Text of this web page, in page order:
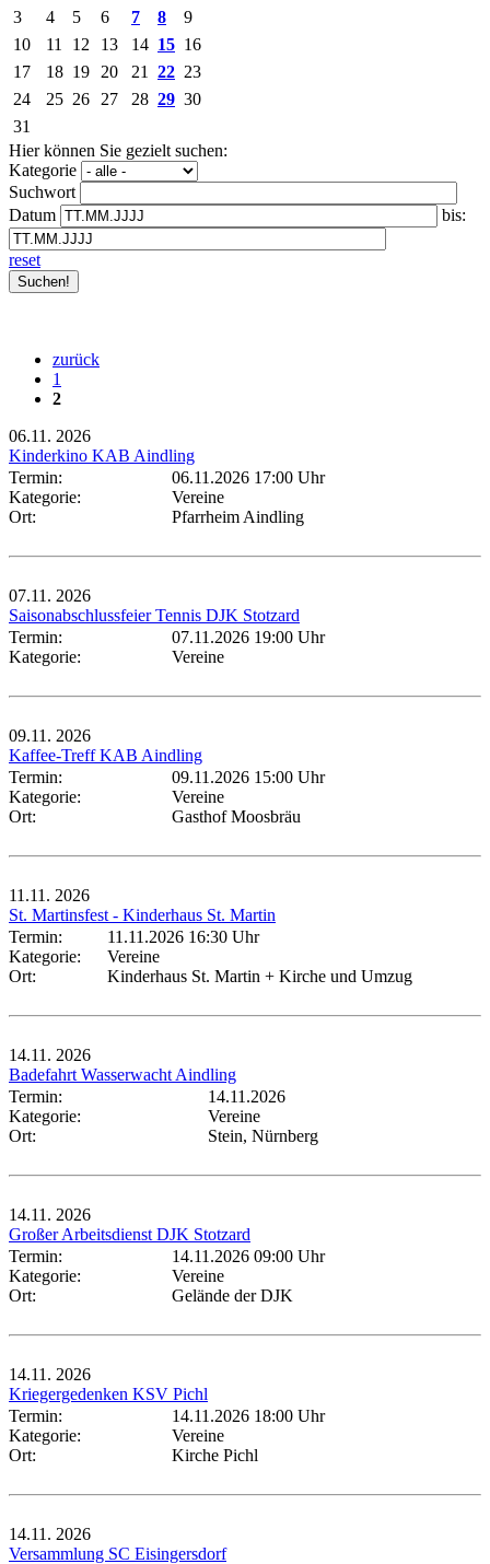
3 4 5 6 7 8
9
10
11 12 13 14 15 16
17
18 19 20 21 22 23
24
25 26 27 28 29 30
31
Hier können Sie gezielt suchen:
Kategorie
Suchwort
Datum
bis:
reset
zurück
1
2
06.11. 2026
Kinderkino KAB Aindling
Termin:
06.11.2026 17:00 Uhr
Kategorie:
Vereine
Ort:
Pfarrheim Aindling
07.11. 2026
Saisonabschlussfeier Tennis DJK Stotzard
Termin:
07.11.2026 19:00 Uhr
Kategorie:
Vereine
09.11. 2026
Kaffee-Treff KAB Aindling
Termin:
09.11.2026 15:00 Uhr
Kategorie:
Vereine
Ort:
Gasthof Moosbräu
11.11. 2026
St. Martinsfest - Kinderhaus St. Martin
Termin:
11.11.2026 16:30 Uhr
Kategorie:
Vereine
Ort:
Kinderhaus St. Martin + Kirche und Umzug
14.11. 2026
Badefahrt Wasserwacht Aindling
Termin:
14.11.2026
Kategorie:
Vereine
Ort:
Stein, Nürnberg
14.11. 2026
Großer Arbeitsdienst DJK Stotzard
Termin:
14.11.2026 09:00 Uhr
Kategorie:
Vereine
Ort:
Gelände der DJK
14.11. 2026
Kriegergedenken KSV Pichl
Termin:
14.11.2026 18:00 Uhr
Kategorie:
Vereine
Ort:
Kirche Pichl
14.11. 2026
Versammlung SC Eisingersdorf